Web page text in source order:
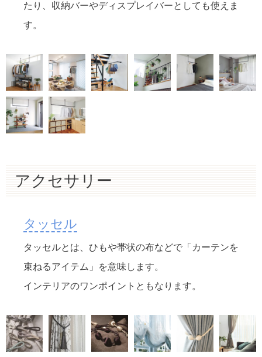
たり、収納バーやディスプレイバーとしても使えま
す。
アクセサリー
タッセル
タッセルとは、ひもや帯状の布などで「カーテンを
束ねるアイテム」を意味します。
インテリアのワンポイントともなります。